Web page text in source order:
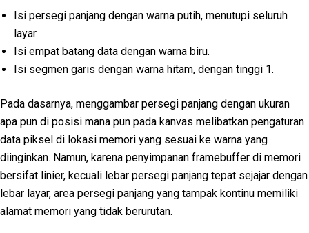
Isi persegi panjang dengan warna putih, menutupi seluruh
layar.
Isi empat batang data dengan warna biru.
Isi segmen garis dengan warna hitam, dengan tinggi 1.
Pada dasarnya, menggambar persegi panjang dengan ukuran
apa pun di posisi mana pun pada kanvas melibatkan pengaturan
data piksel di lokasi memori yang sesuai ke warna yang
diinginkan. Namun, karena penyimpanan framebuffer di memori
bersifat linier, kecuali lebar persegi panjang tepat sejajar dengan
lebar layar, area persegi panjang yang tampak kontinu memiliki
alamat memori yang tidak berurutan.